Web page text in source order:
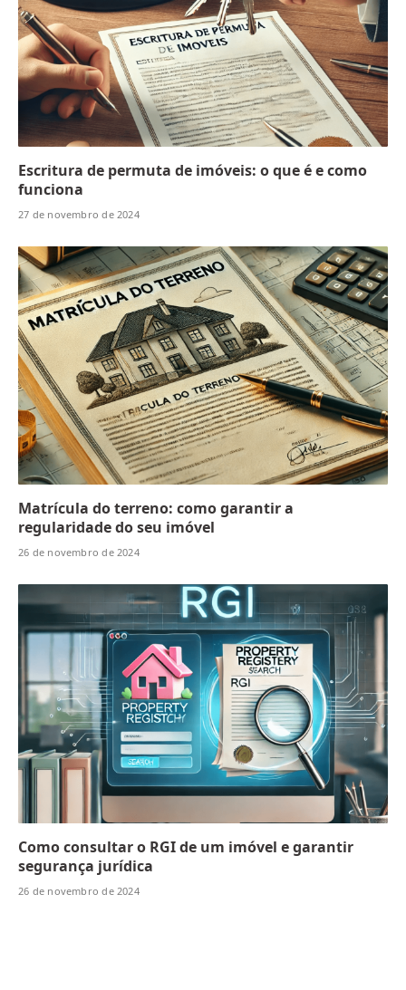
Escritura de permuta de imóveis: o que é e como
funciona
27 de novembro de 2024
Matrícula do terreno: como garantir a
regularidade do seu imóvel
26 de novembro de 2024
Como consultar o RGI de um imóvel e garantir
segurança jurídica
26 de novembro de 2024